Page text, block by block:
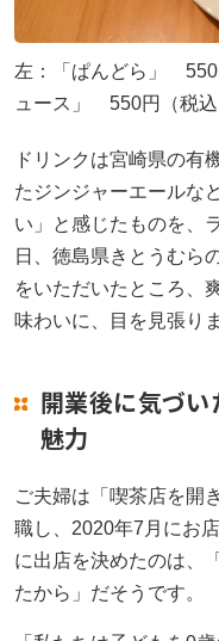
左：「ぱんどら」 550
ュース」 550円（税込
ドリンクは宮崎県の有
たジンジャーエールな
い」と感じたものを、
日、徳島県きとうむら
をいただいたところ、
味わいに、目を見張り
開業後に気づ
魅力
ご夫婦は「喫茶店を開
職し、2020年7月にお
に出店を決めたのは、
たから」だそうです。